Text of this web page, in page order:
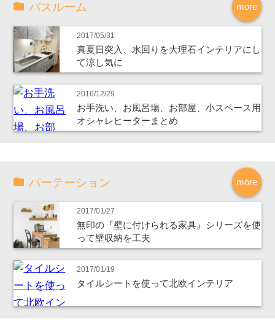
more
バスルーム
2017/05/31
真夏日突入、水回りを大理石インテリアにし
て涼し気に
2016/12/29
お手洗い、お風呂場、お部屋、小スペース用
オシャレヒーターまとめ
more
パーテーション
2017/01/27
無印の『壁に付けられる家具』シリーズを使
って壁収納を工夫
2017/01/19
タイルシートを使って北欧インテリア